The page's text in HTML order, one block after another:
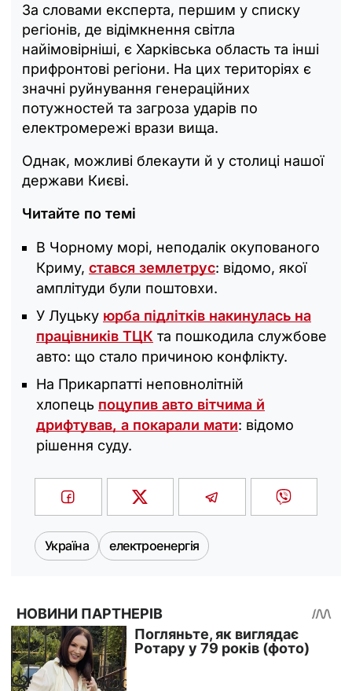
За словами експерта, першим у списку
регіонів, де відімкнення світла
найімовірніші, є Харківська область та інші
прифронтові регіони. На цих територіях є
значні руйнування генераційних
потужностей та загроза ударів по
електромережі врази вища.
Однак, можливі блекаути й у столиці нашої
держави Києві.
Читайте по темі
В Чорному морі, неподалік окупованого
Криму, стався землетрус: відомо, якої
амплітуди були поштовхи.
У Луцьку юрба підлітків накинулась на
працівників ТЦК та пошкодила службове
авто: що стало причиною конфлікту.
На Прикарпатті неповнолітній
хлопець поцупив авто вітчима й
дрифтував, а покарали мати: відомо
рішення суду.
Україна електроенергія